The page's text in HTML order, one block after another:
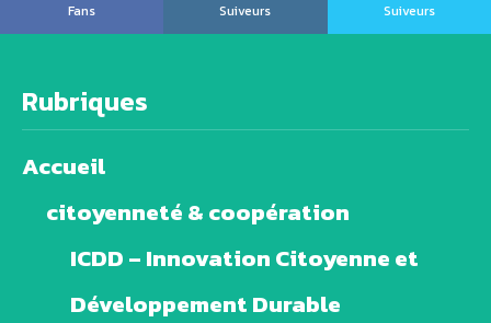
Fans
Suiveurs
Suiveurs
Rubriques
Accueil
citoyenneté & coopération
ICDD – Innovation Citoyenne et
Développement Durable